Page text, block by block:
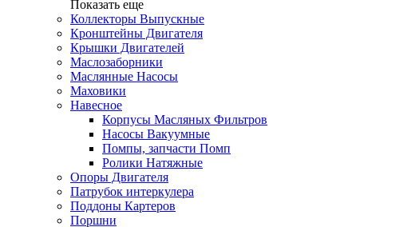
Показать еще
Коллекторы Выпускные
Кронштейны Двигателя
Крышки Двигателей
Маслозаборники
Маслянные Насосы
Маховики
Навесное
Корпусы Масляных Фильтров
Насосы Вакуумные
Помпы, запчасти Помп
Ролики Натяжные
Опоры Двигателя
Патрубок интеркулера
Поддоны Картеров
Поршни